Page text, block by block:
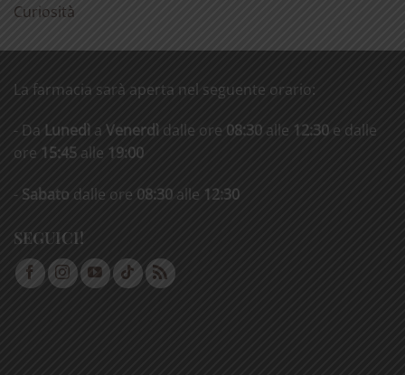
Curiosità
La farmacia sarà aperta nel seguente orario:
- Da Lunedì a Venerdì dalle ore 08:30 alle 12:30 e dalle
ore 15:45 alle 19:00
- Sabato dalle ore 08:30 alle 12:30
SEGUICI!